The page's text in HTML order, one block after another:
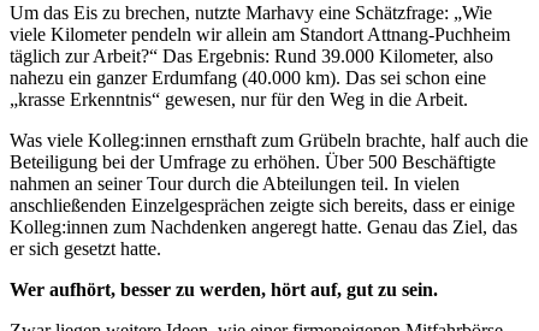
Um das Eis zu brechen, nutzte Marhavy eine Schätzfrage: „Wie
viele Kilometer pendeln wir allein am Standort Attnang-Puchheim
täglich zur Arbeit?“ Das Ergebnis: Rund 39.000 Kilometer, also
nahezu ein ganzer Erdumfang (40.000 km). Das sei schon eine
„krasse Erkenntnis“ gewesen, nur für den Weg in die Arbeit.
Was viele Kolleg:innen ernsthaft zum Grübeln brachte, half auch die
Beteiligung bei der Umfrage zu erhöhen. Über 500 Beschäftigte
nahmen an seiner Tour durch die Abteilungen teil. In vielen
anschließenden Einzelgesprächen zeigte sich bereits, dass er einige
Kolleg:innen zum Nachdenken angeregt hatte. Genau das Ziel, das
er sich gesetzt hatte.
Wer aufhört, besser zu werden, hört auf, gut zu sein.